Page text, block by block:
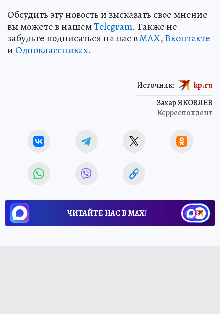
Обсудить эту новость и высказать свое мнение
вы можете в нашемTelegram. Также не
забудьте подписаться на нас вMAX, Вконтакте
и Одноклассниках.
Захар ЯКОВЛЕВ
Корреспондент
Источник: kp.ru
ЧИТАЙТЕ НАС В МАХ!